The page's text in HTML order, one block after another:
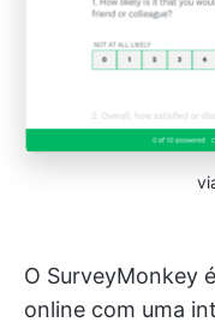
O SurveyMonkey
online com uma